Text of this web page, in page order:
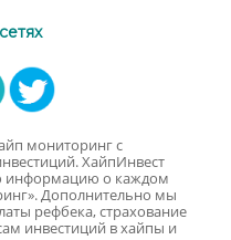
мониторинг с
ХайпИнвест
информацию о каждом
Дополнительно мы
рефбека, страхование
инвестиций в хайпы и